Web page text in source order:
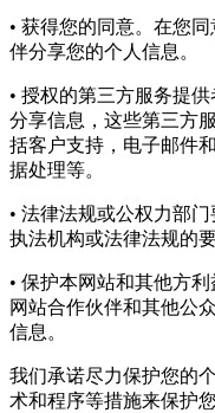
• 获得您的同意。在您
伴分享您的个人信息。
• 授权的第三方服务提
分享信息，这些第三方
括客户支持，电子邮件
据处理等。
• 法律法规或公权力部
执法机构或法律法规的
• 保护本网站和其他方
网站合作伙伴和其他公
信息。
我们承诺尽力保护您的
术和程序等措施来保护